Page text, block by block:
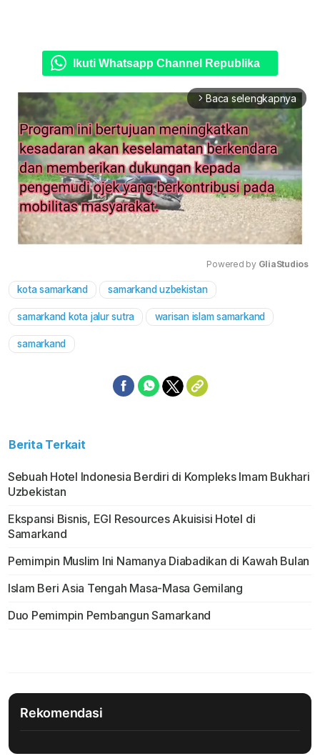
Ikuti Whatsapp Channel Republika
arrow_forward_ios Baca selengkapnya
Powered by GliaStudios
kota samarkand samarkand uzbekistan
samarkand kota jalur sutra warisan islam samarkand
samarkand
Berita Terkait
Sebuah Hotel Indonesia Berdiri di Kompleks Imam Bukhari
Uzbekistan
Ekspansi Bisnis, EGI Resources Akuisisi Hotel di
Samarkand
Pemimpin Muslim Ini Namanya Diabadikan di Kawah Bulan
Islam Beri Asia Tengah Masa-Masa Gemilang
Duo Pemimpin Pembangun Samarkand
Rekomendasi